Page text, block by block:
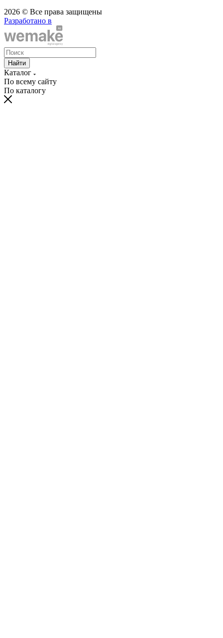
2026 © Все права защищены
Разработано в
Найти
Каталог
По всему сайту
По каталогу